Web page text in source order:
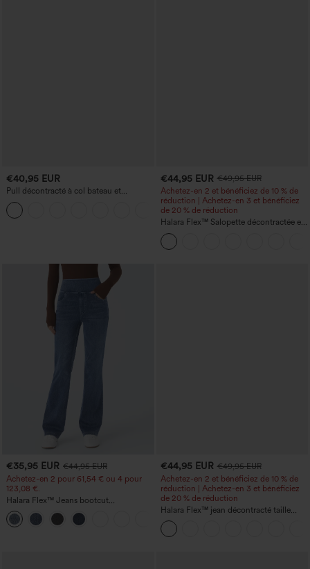
€40,95 EUR
Pull décontracté à col bateau et
manches chauve-souris
+1
€44,95 EUR €49,95 EUR
Achetez-en 2 et bénéficiez de 10 % de
réduction | Achetez-en 3 et bénéficiez
de 20 % de réduction
Halara Flex™ Salopette décontractée en
denim lavé à encolure en V avec poche
€35,95 EUR €44,95 EUR
Achetez-en 2 pour 61,54 € ou 4 pour
123,08 €.
Halara Flex™ Jeans bootcut
décontractés taille haute, effet délavé,
avec poches
€44,95 EUR €49,95 EUR
Achetez-en 2 et bénéficiez de 10 % de
réduction | Achetez-en 3 et bénéficiez
de 20 % de réduction
Halara Flex™ jean décontracté taille
haute, large, avec poches, ourlet
retroussé et effet délavé